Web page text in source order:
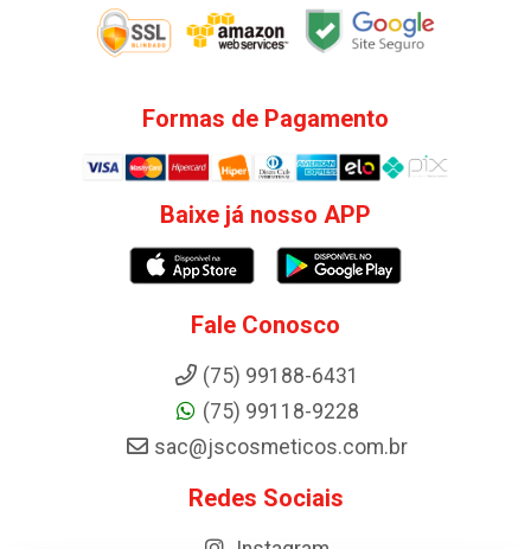
Formas de Pagamento
Baixe já nosso APP
Fale Conosco
(75) 99188-6431
(75) 99118-9228
sac@jscosmeticos.com.br
Redes Sociais